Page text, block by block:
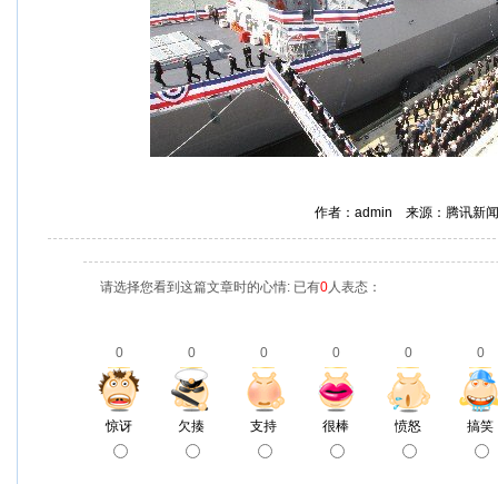
作者：admin 来源：腾讯新
请选择您看到这篇文章时的心情: 已有0人表态：
0 0 0 0 0 0
惊讶 欠揍 支持 很棒 愤怒 搞笑